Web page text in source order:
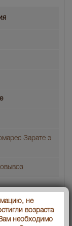
Зарате э
:6214руб.
не
возраста
необходимо